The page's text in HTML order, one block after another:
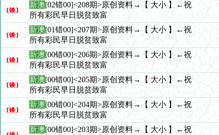
新澳[02错00]<208期>原创资料→【 大小 】←祝
所有彩民早日脱贫致富
新澳[01错00]<207期>原创资料→【 大小 】←祝
所有彩民早日脱贫致富
新澳[00错00]<206期>原创资料→【 大小 】←祝
所有彩民早日脱贫致富
新澳[00错00]<205期>原创资料→【 大小 】←祝
所有彩民早日脱贫致富
新澳[00错00]<204期>原创资料→【 大小 】←祝
所有彩民早日脱贫致富
新澳[00错00]<203期>原创资料→【 大小 】←祝